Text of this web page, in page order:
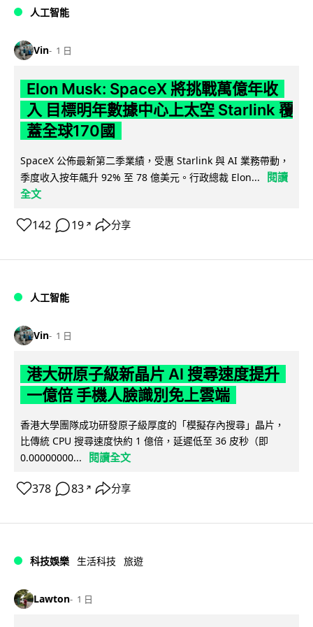
人工智能
Vin 1 日
Elon Musk: SpaceX 將挑戰萬億年收
入 目標明年數據中心上太空 Starlink 覆
蓋全球170國
SpaceX 公佈最新第二季業績，受惠 Starlink 與 AI 業務帶動，
季度收入按年飆升 92% 至 78 億美元。行政總裁 Elon...
閱讀
全文
142 19 ↗ 分享
人工智能
Vin 1 日
港大研原子級新晶片 AI 搜尋速度提升
一億倍 手機人臉識別免上雲端
香港大學團隊成功研發原子級厚度的「模擬存內搜尋」晶片，
比傳統 CPU 搜尋速度快約 1 億倍，延遲低至 36 皮秒（即
0.00000000...
閱讀全文
378 83 ↗ 分享
科技娛樂 生活科技 旅遊
Lawton 1 日